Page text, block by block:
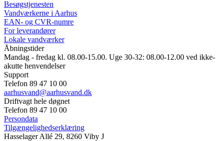
Besøgstjenesten
Vandværkerne i Aarhus
EAN- og CVR-numre
For leverandører
Lokale vandværker
Åbningstider
Mandag - fredag kl. 08.00-15.00. Uge 30-32: 08.00-12.00 ved ikke-
akutte henvendelser
Support
Telefon 89 47 10 00
aarhusvand@aarhusvand.dk
Driftvagt hele døgnet
Telefon 89 47 10 00
Persondata
Tilgængelighedserklæring
Hasselager Allé 29, 8260 Viby J